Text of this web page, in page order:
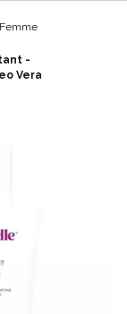
-
Vera